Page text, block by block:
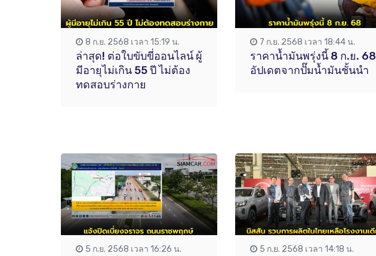
8 ก.ย. 2568 เวลา 15:19 น.
ล่าสุด! ต่อใบขับขี่ออนไลน์ ผู้
มีอายุไม่เกิน 55 ปี ไม่ต้อง
ทดสอบร่างกาย
7 ก.ย. 2568 เวลา 18:44 น.
ราคาน้ำมันพรุ่งนี้ 8 ก.ย. 68
อัปเดตจากปั๊มน้ำมันชั้นนำ
5 ก.ย. 2568 เวลา 16:26 น. 5 ก.ย. 2568 เวลา 14:18 น.